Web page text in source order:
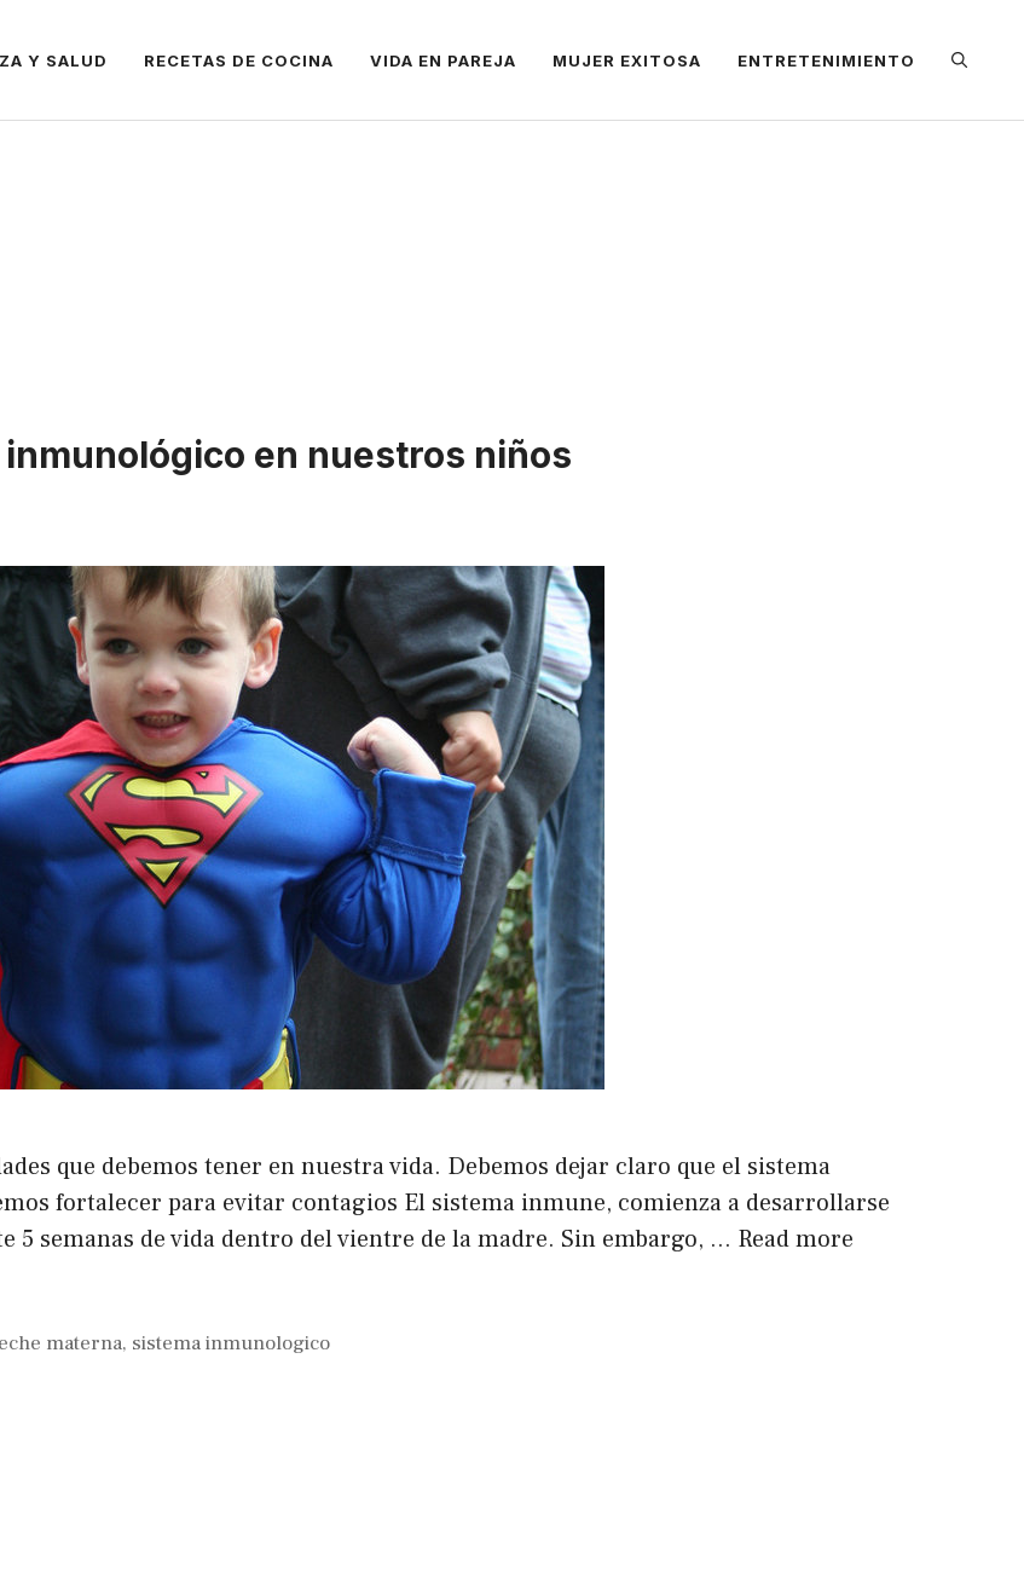
Y SALUD RECETAS DE COCINA VIDA EN PAREJA MUJER EXITOSA ENTRETENIMIENTO
en nuestros niños
que debemos tener en nuestra vida. Debemos dejar claro que el sistema
fortalecer para evitar contagios El sistema inmune, comienza a desarrollarse
5 semanas de vida dentro del vientre de la madre. Sin embargo, … Read more
materna, sistema inmunologico